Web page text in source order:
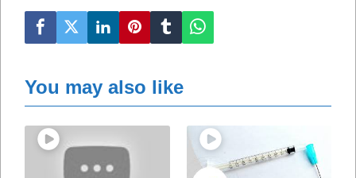
You may also like